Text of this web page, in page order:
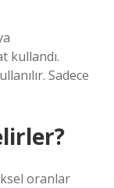
kullandı.
Sadece
oranlar